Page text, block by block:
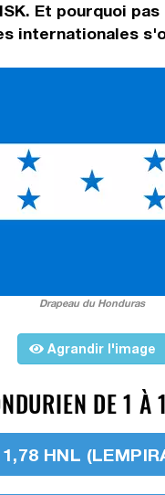
Et pourquoi
internationales
Drapeau du Honduras
Agrandir l'image
DE 1
1,78 HNL